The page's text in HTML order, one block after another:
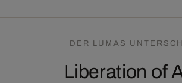
DER LUMAS
Liberation of